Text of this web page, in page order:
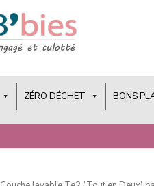
ZÉRO DÉCHET BONS